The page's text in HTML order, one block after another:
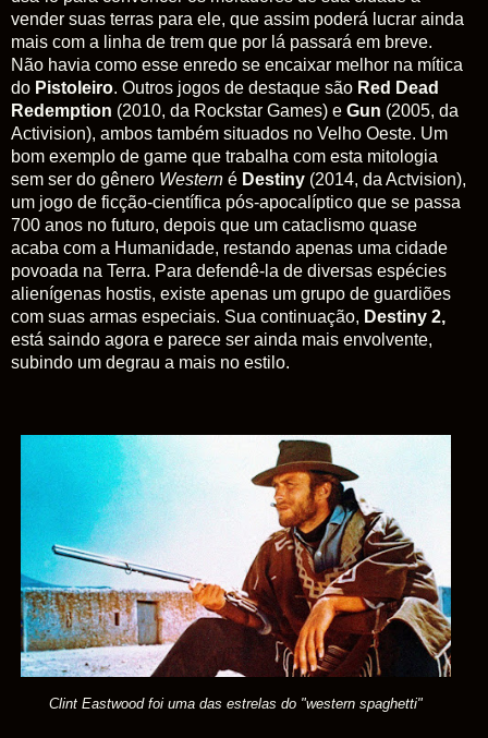
vender suas terras para ele, que assim poderá lucrar ainda
mais com a linha de trem que por lá passará em breve.
Não havia como esse enredo se encaixar melhor na mítica
do Pistoleiro. Outros jogos de destaque são Red Dead
Redemption (2010, da Rockstar Games) e Gun (2005, da
Activision), ambos também situados no Velho Oeste. Um
bom exemplo de game que trabalha com esta mitologia
sem ser do gênero Western é Destiny (2014, da Actvision),
um jogo de ficção-científica pós-apocalíptico que se passa
700 anos no futuro, depois que um cataclismo quase
acaba com a Humanidade, restando apenas uma cidade
povoada na Terra. Para defendê-la de diversas espécies
alienígenas hostis, existe apenas um grupo de guardiões
com suas armas especiais. Sua continuação, Destiny 2,
está saindo agora e parece ser ainda mais envolvente,
subindo um degrau a mais no estilo.
Clint Eastwood foi uma das estrelas do "western spaghetti"